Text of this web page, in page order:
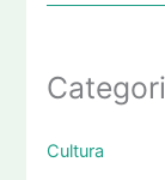
Cultura